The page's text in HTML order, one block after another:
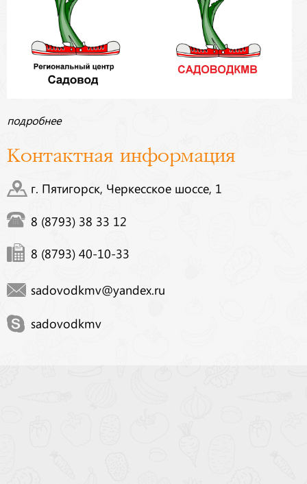
подробнее
Контактная информация
г. Пятигорск, Черкесское шоссе, 1
8 (8793) 38 33 12
8 (8793) 40-10-33
sadovodkmv@yandex.ru
sadovodkmv